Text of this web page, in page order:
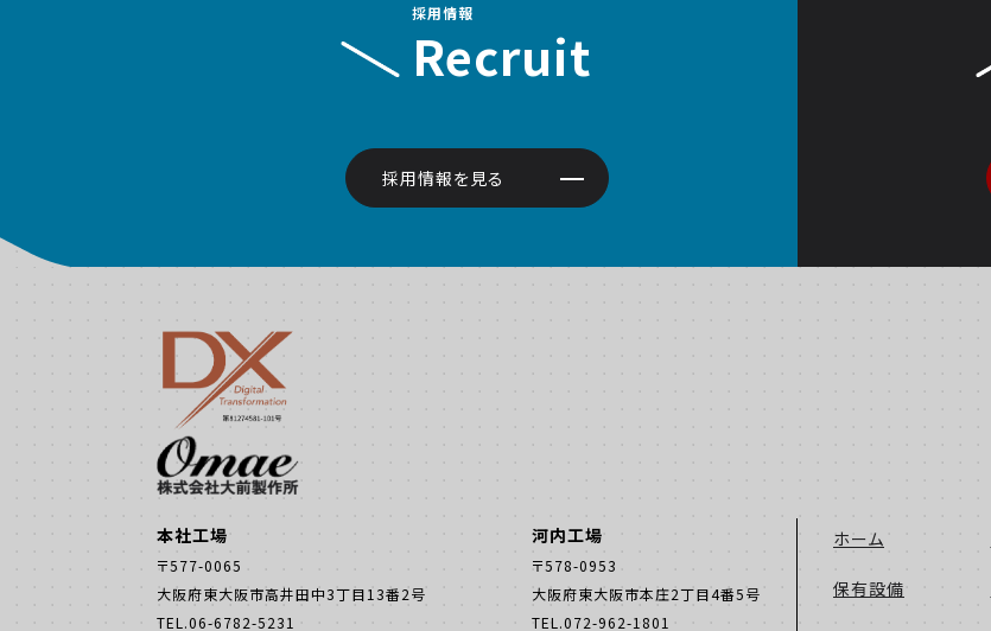
採用情報
Recruit
採用情報を見る
本社工場
〒577-0065
大阪府東大阪市高井田中3丁目13番2号
TEL.06-6782-5231
河内工場
〒578-0953
大阪府東大阪市本庄2丁目4番5号
TEL.072-962-1801
ホーム
保有設備